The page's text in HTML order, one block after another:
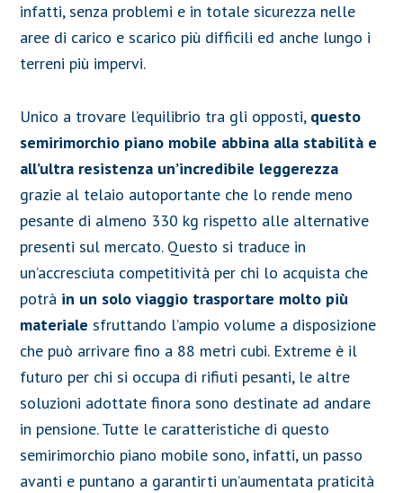
infatti, senza problemi e in totale sicurezza nelle
aree di carico e scarico più difficili ed anche lungo i
terreni più impervi.
Unico a trovare l’equilibrio tra gli opposti, questo
semirimorchio piano mobile abbina alla stabilità e
all’ultra resistenza un’incredibile leggerezza
grazie al telaio autoportante che lo rende meno
pesante di almeno 330 kg rispetto alle alternative
presenti sul mercato. Questo si traduce in
un’accresciuta competitività per chi lo acquista che
potrà in un solo viaggio trasportare molto più
materiale sfruttando l’ampio volume a disposizione
che può arrivare fino a 88 metri cubi. Extreme è il
futuro per chi si occupa di rifiuti pesanti, le altre
soluzioni adottate finora sono destinate ad andare
in pensione. Tutte le caratteristiche di questo
semirimorchio piano mobile sono, infatti, un passo
avanti e puntano a garantirti un’aumentata praticità